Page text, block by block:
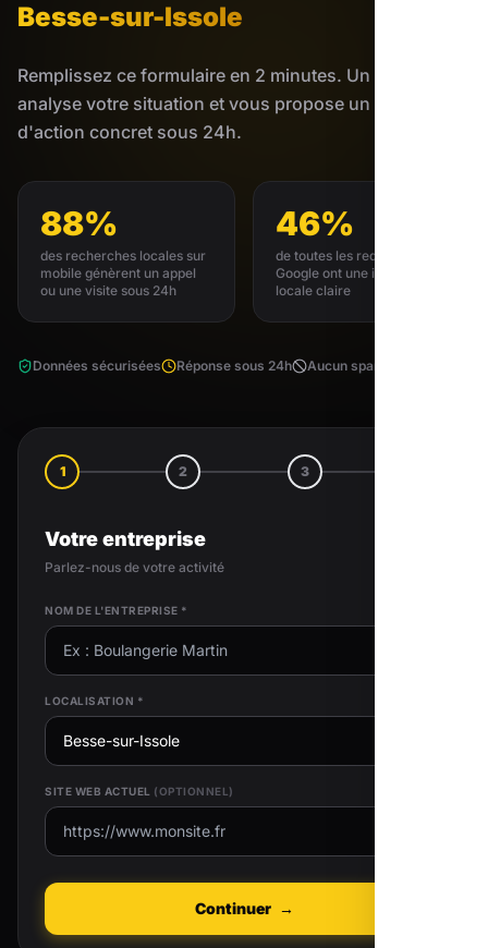
Besse-sur-Issole
Remplissez ce formulaire en 2 minutes. Un expert
analyse votre situation et vous propose un plan
d'action concret sous 24h.
88%
des recherches locales sur
mobile génèrent un appel
ou une visite sous 24h
46%
de toutes les requêtes
Google ont une intention
locale claire
Données sécurisées Réponse sous 24h Aucun spam
1 2 3
Votre entreprise
Parlez-nous de votre activité
NOM DE L'ENTREPRISE *
LOCALISATION *
SITE WEB ACTUEL (OPTIONNEL)
Continuer →